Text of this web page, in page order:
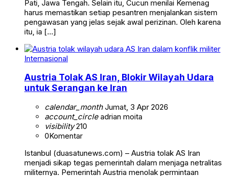
Pati, Jawa Tengah. Selain itu, Cucun menilai Kemenag
harus memastikan setiap pesantren menjalankan sistem
pengawasan yang jelas sejak awal perizinan. Oleh karena
itu, ia […]
Internasional
Austria Tolak AS Iran, Blokir Wilayah Udara
untuk Serangan ke Iran
calendar_monthJumat, 3 Apr 2026
account_circleadrian moita
visibility210
0Komentar
Istanbul (duasatunews.com) – Austria tolak AS Iran
menjadi sikap tegas pemerintah dalam menjaga netralitas
militernya. Pemerintah Austria menolak permintaan